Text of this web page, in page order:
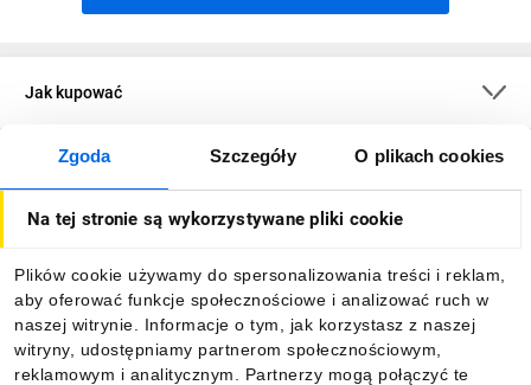
Zgoda Szczegóły O plikach cookies
Na tej stronie są wykorzystywane pliki cookie
Plików cookie używamy do spersonalizowania treści i reklam,
aby oferować funkcje społecznościowe i analizować ruch w
naszej witrynie. Informacje o tym, jak korzystasz z naszej
witryny, udostępniamy partnerom społecznościowym,
reklamowym i analitycznym. Partnerzy mogą połączyć te
Jak kupować
O firmie
Informacje